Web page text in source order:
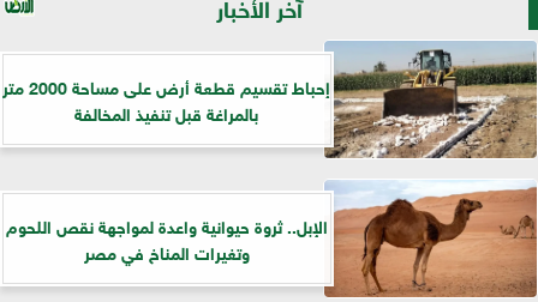
إحباط تقسيم قطعة أرض على مساحة 2000 متر
بالمراغة قبل تنفيذ المخالفة
الإبل.. ثروة حيوانية واعدة لمواجهة نقص اللحوم
وتغيرات المناخ في مصر